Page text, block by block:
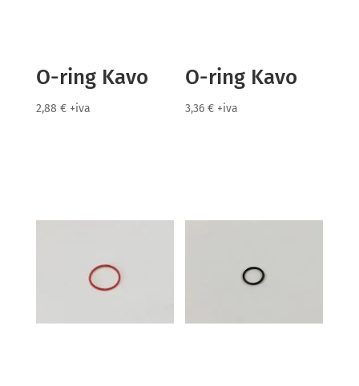
O-ring Kavo
2,88 € +iva
O-ring Kavo
3,36€ +iva